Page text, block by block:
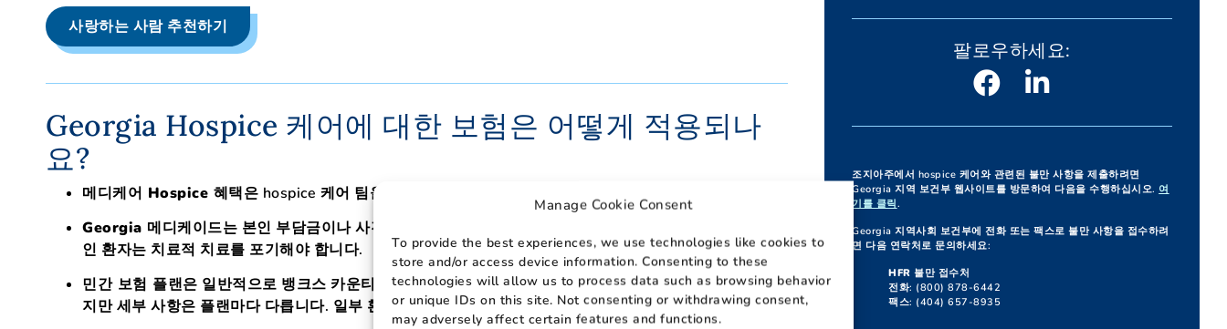
Manage Cookie Consent
To provide the best experiences, we use technologies like cookies to
store and/or access device information. Consenting to these
technologies will allow us to process data such as browsing behavior
or unique IDs on this site. Not consenting or withdrawing consent,
may adversely affect certain features and functions.
사랑하는 사람 추천하기
Georgia Hospice 케어에 대한 보험은 어떻게 적용되나
요?
메디케어 Hospice 혜택은 hospice 케어 팀을 포함한
Georgia 메디케이드는 본인 부담금이나 사전 승인 요건 없이 hospice 치료 비용을 지불합니다. 하지만 성
인 환자는 치료적 치료를 포기해야 합니다.
민간 보험 플랜은 일반적으로 뱅크스 카운티에서 hospice 케어와 관련된 비용의 일부 또는 전부를 보장하
지만 세부 사항은 플랜마다 다릅니다. 일부 환자는 소액의 코페이를 지불해야 할 수도 있습니다.
팔로우하세요:
조지아주에서 hospice 케어와 관련된 불만 사항을 제출하려면
Georgia 지역 보건부 웹사이트를 방문하여 다음을 수행하십시오. 여
기를 클릭.
Georgia 지역사회 보건부에 전화 또는 팩스로 불만 사항을 접수하려
면 다음 연락처로 문의하세요:
HFR 불만 접수처
전화: (800) 878-6442
팩스: (404) 657-8935